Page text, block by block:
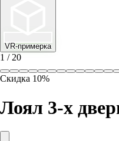
VR-примерка
1 / 20
Скидка 10%
Лоял 3-х